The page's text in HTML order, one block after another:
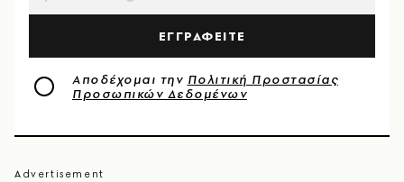
ΕΓΓΡΑΦΕΙΤΕ
Αποδέχομαι την Πολιτική Προστασίας
Προσωπικών Δεδομένων